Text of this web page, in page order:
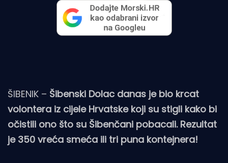
ŠIBENIK – Šibenski Dolac danas je bio krcat
volontera iz cijele Hrvatske koji su stigli kako bi
očistili ono što su Šibenčani pobacali. Rezultat
je 350 vreća smeća ili tri puna kontejnera!